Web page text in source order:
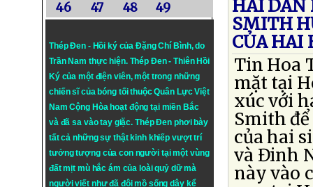
46
47 48 49
Thép Đen - Hồi ký của Đặng Chí Bình, do
Trần Nam thực hiện. Thép Đen- Thiên Hồi
Ký của một điện viên, một trong những
chiến sĩ của bóng tối thuộc Quân Lực Việt
Nam Cộng Hòa hoạt động tại miền Bắc
và đã sa vào tay giặc. Thép Đen phơi bày
tất cả những sự thật kinh khiếp vượt trí
tưởng tượng của con người tại một vùng
đất mịt mù hắc ám của loài quỷ dữ mà
người viết như đã đội mồ sống dậy kể
HAI DÂN
SMITH
CỦA HAI
Tin Hoa
mặt tại
xúc với
Smith
của hai
và Đinh
này vào